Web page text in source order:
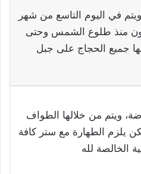
في اليوم التاسع من شهر
منذ طلوع الشمس وحتى
جميع الحجاج على جبل
ويتم من خلالها الطواف
يلزم الطهارة مع ستر كافة
الخالصة لله